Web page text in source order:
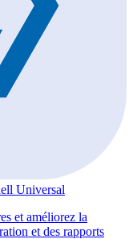
Universal
et améliorez la
et des rapports